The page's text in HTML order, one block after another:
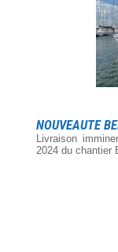
NOUVEAUTE
Livraison
2024 du chantier